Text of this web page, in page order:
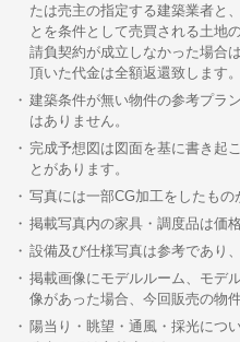
たは売主の指定する建築業者と
とを条件として売買される土地
請負契約が成立しなかった場合
頂いた代金は全額返還致します。
建築条件が無い物件の参考プラ
はありません。
完成予想図は図面を基に書き起
とがあります。
写真には一部CG加工をしたもの
掲載写真内の家具・調度品は価
設備及び仕様写真は参考であり
掲載画像にモデルルーム、モデ
像があった場合、今回販売の物
陽当り・眺望・通風・採光につ